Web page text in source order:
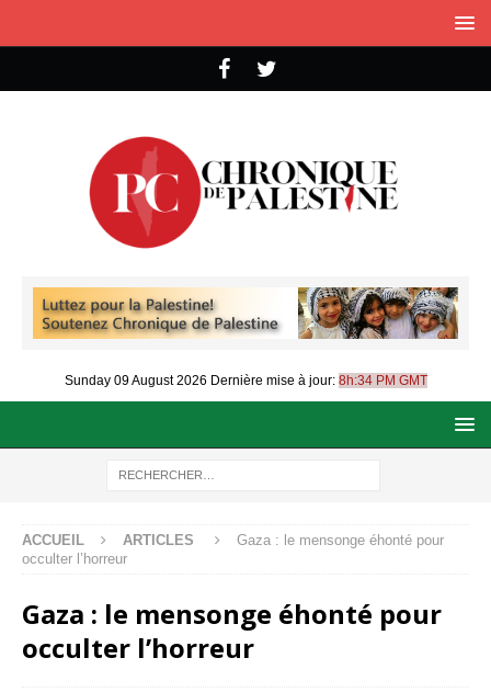
Sunday 09 August 2026 Dernière mise à jour: 8h:34 PM GMT
ACCUEIL ARTICLES
Gaza : le mensonge éhonté pour
occulter l’horreur
Gaza : le mensonge éhonté pour
occulter l’horreur